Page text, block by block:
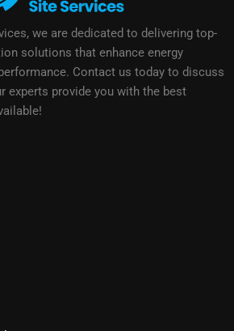
we are dedicated to delivering top-
solutions that enhance energy
Contact us today to discuss
experts provide you with the best